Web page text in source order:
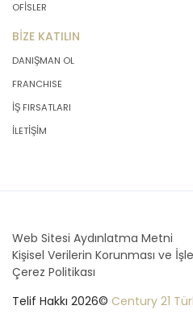
OFİSLER
BİZE KATILIN
DANIŞMAN OL
FRANCHISE
İŞ FIRSATLARI
İLETİŞİM
Web Sitesi Aydınlatma Metni
Kişisel Verilerin Korunması ve
Çerez Politikası
Telif Hakkı 2026© Century 21